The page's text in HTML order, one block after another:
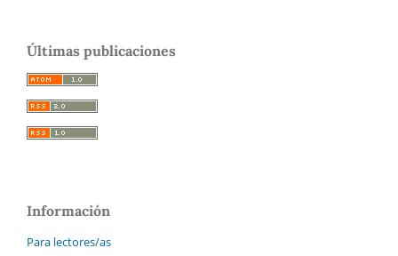
Últimas publicaciones
Información
Para lectores/as